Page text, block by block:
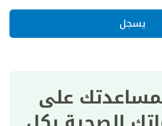
يسجل
على